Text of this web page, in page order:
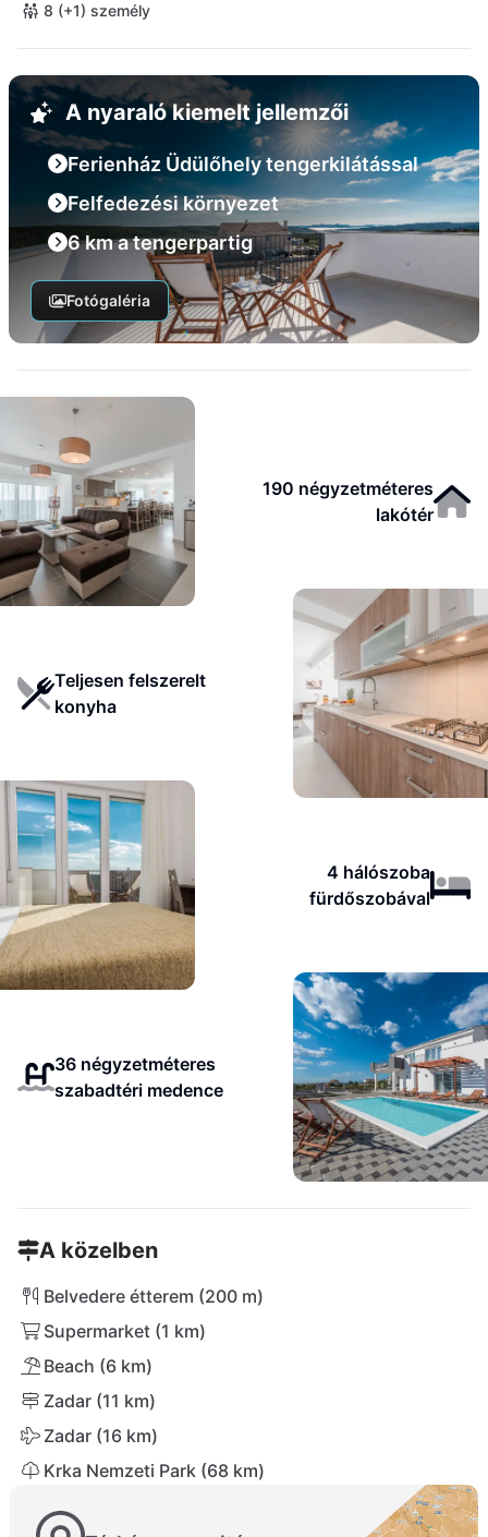
8 (+1) személy
A nyaraló kiemelt jellemzői
Ferienház Üdülőhely tengerkilátással
Felfedezési környezet
6 km a tengerpartig
Fotógaléria
190 négyzetméteres
lakótér
Teljesen felszerelt
konyha
4 hálószoba
fürdőszobával
36 négyzetméteres
szabadtéri medence
A közelben
Belvedere étterem (200 m)
Supermarket (1 km)
Beach (6 km)
Zadar (11 km)
Zadar (16 km)
Krka Nemzeti Park (68 km)